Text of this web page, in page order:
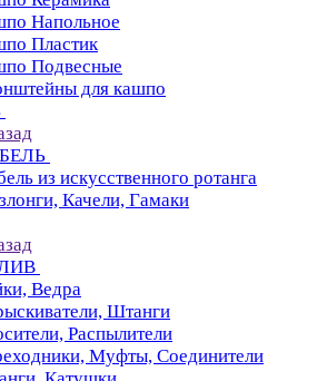
Напольное
Пластик
Подвесные
для кашпо
из искусственного ротанга
Качели, Гамаки
Ведра
Штанги
Распылители
Муфты, Соединители